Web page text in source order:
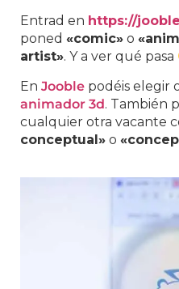
Entrad en https://
poned «comic» o
artist». Y a ver qué pasa
En Jooble podéis elegir
animador 3d. También
cualquier otra vacante
conceptual» o